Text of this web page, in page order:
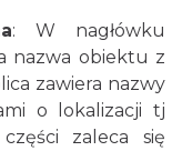
: W nagłówku
nazwa obiektu z
zawiera nazwy
o lokalizacji tj
zaleca się